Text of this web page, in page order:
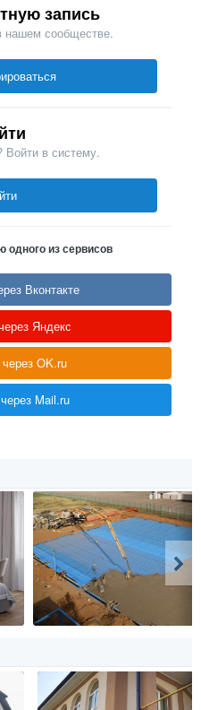
запись
нашем сообществе.
Войти в систему.
из сервисов
Вконтакте
Яндекс
OK.ru
Mail.ru